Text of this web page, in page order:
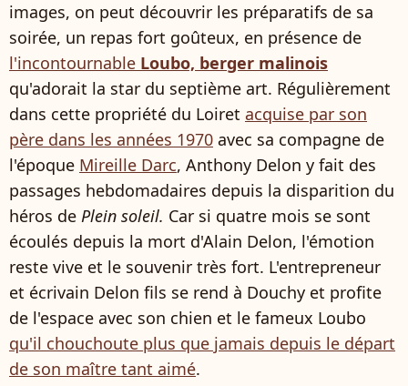
images, on peut découvrir les préparatifs de sa
soirée, un repas fort goûteux, en présence de
l'incontournable Loubo, berger malinois
qu'adorait la star du septième art. Régulièrement
dans cette propriété du Loiret acquise par son
père dans les années 1970 avec sa compagne de
l'époque Mireille Darc, Anthony Delon y fait des
passages hebdomadaires depuis la disparition du
héros de Plein soleil. Car si quatre mois se sont
écoulés depuis la mort d'Alain Delon, l'émotion
reste vive et le souvenir très fort. L'entrepreneur
et écrivain Delon fils se rend à Douchy et profite
de l'espace avec son chien et le fameux Loubo
qu'il chouchoute plus que jamais depuis le départ
de son maître tant aimé.